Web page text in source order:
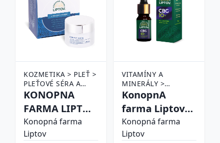
KOZMETIKA > PLEŤ >
PLEŤOVÉ SÉRA A
EMULZIE
KONOPNA
FARMA LIPTOV
ZINKOVY KREM
50ML
Konopná farma
Liptov
VITAMÍNY A
MINERÁLY >
DOPLNKY VÝŽIVY >
CBD PRODUKTY
KonopnA
farma Liptov
CBG OLEJ 10%
10ml
Konopná farma
Liptov